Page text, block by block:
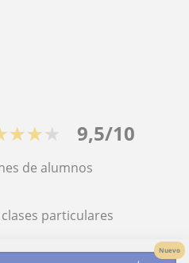
Nuevo
9,5/10
de alumnos
particulares
particulares